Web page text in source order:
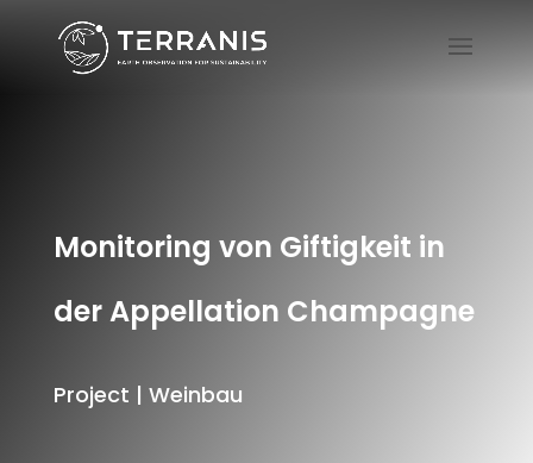
Monitoring von Giftigkeit in
der Appellation Champagne
Project | Weinbau